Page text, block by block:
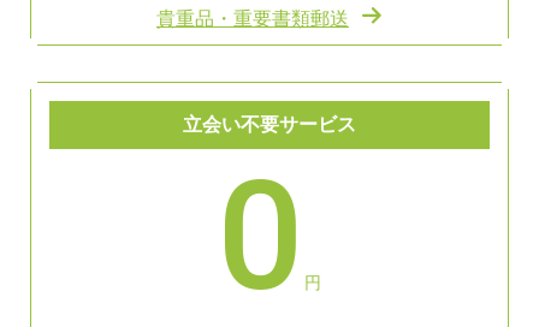
貴重品・重要書類郵送
立会い不要サービス
0 円